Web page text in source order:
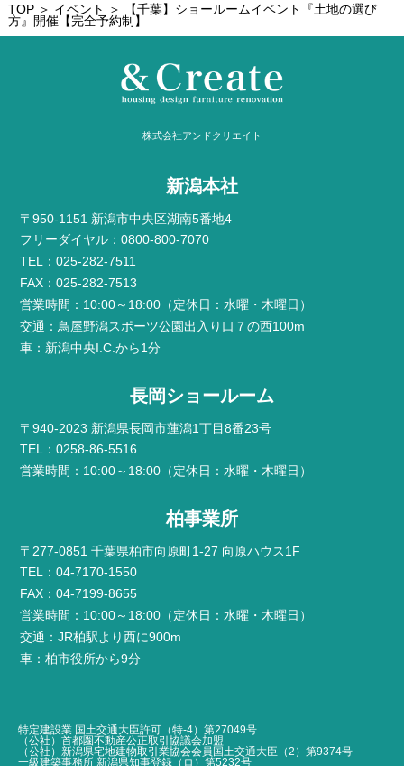
TOP＞ イベント
＞ 【千葉】ショールームイベント『土地の選び
方』開催【完全予約制】
株式会社アンドクリエイト
新潟本社
〒950-1151 新潟市中央区湖南5番地4
フリーダイヤル：0800-800-7070
TEL：025-282-7511
FAX：025-282-7513
営業時間：10:00～18:00（定休日：水曜・木曜日）
交通：鳥屋野潟スポーツ公園出入り口７の西100m
車：新潟中央I.C.から1分
長岡ショールーム
〒940-2023 新潟県長岡市蓮潟1丁目8番23号
TEL：0258-86-5516
営業時間：10:00～18:00（定休日：水曜・木曜日）
柏事業所
〒277-0851 千葉県柏市向原町1-27 向原ハウス1F
TEL：04-7170-1550
FAX：04-7199-8655
営業時間：10:00～18:00（定休日：水曜・木曜日）
交通：JR柏駅より西に900m
車：柏市役所から9分
特定建設業 国土交通大臣許可（特-4）第27049号
（公社）首都圏不動産公正取引協議会加盟
（公社）新潟県宅地建物取引業協会会員国土交通大臣（2）第9374号
一級建築事務所 新潟県知事登録（ロ）第5232号